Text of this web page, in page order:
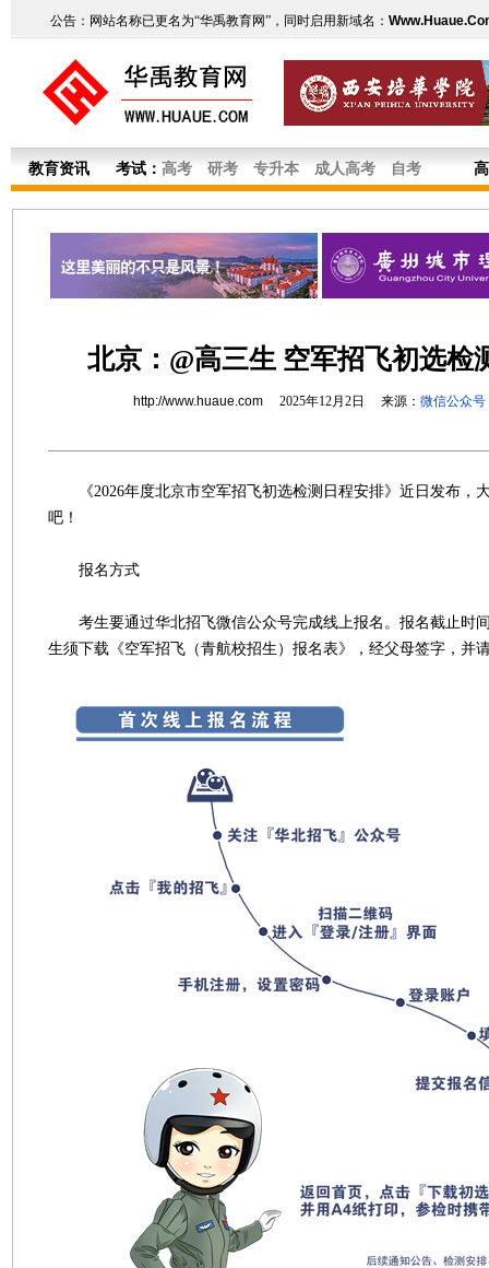
公告：网站名称已更名为“华禹教育网”，同时启用新域名：
教育资讯 考试： 高考 研考 专升本 成人高考 自考
北京：@高三生 空军招飞初选检
http://www.huaue.com2025年12月2日 来源： 微信公众
《2026年度北京市空军招飞初选检测日程安排》近日发布，
吧！
报名方式
考生要通过华北招飞微信公众号完成线上报名。报名截止时间
生须下载《空军招飞（青航校招生）报名表》，经父母签字，并